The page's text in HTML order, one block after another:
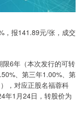
，报141.89元/张，成交
限6年（本次发行的可转
、第三年1.00%、第
，对应正股名福蓉科
年1月24日，转股价为